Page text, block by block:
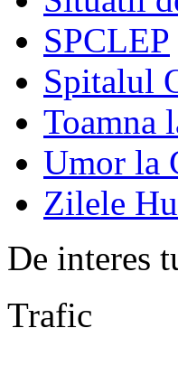
SPCLEP
Spitalul
Toamna
Umor la
Zilele
De interes
Trafic